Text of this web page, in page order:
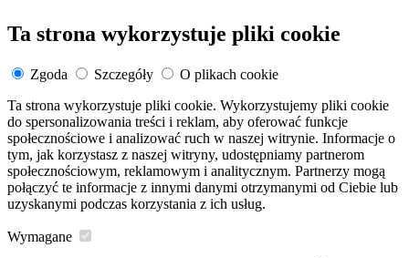
Ta strona wykorzystuje pliki cookie
Zgoda Szczegóły
O plikach cookie
Ta strona wykorzystuje pliki cookie. Wykorzystujemy pliki cookie
do spersonalizowania treści i reklam, aby oferować funkcje
społecznościowe i analizować ruch w naszej witrynie. Informacje o
tym, jak korzystasz z naszej witryny, udostępniamy partnerom
społecznościowym, reklamowym i analitycznym. Partnerzy mogą
połączyć te informacje z innymi danymi otrzymanymi od Ciebie lub
uzyskanymi podczas korzystania z ich usług.
Wymagane